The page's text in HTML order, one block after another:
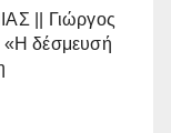
|| Γιώργος
«Η δέσμευσή